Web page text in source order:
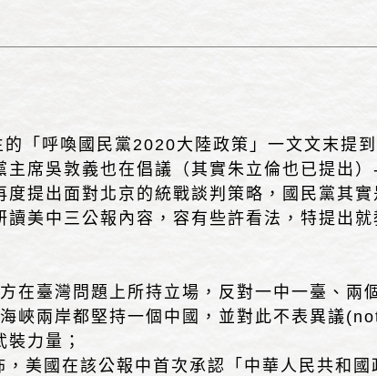
「呼喚國民黨2020大陸政策」一文文末提
席吳敦義也在倡議（其實朱立倫也已提出
提出面對北京的統戰談判策略，國民黨其
美中三公報內容，容有些許看法，特提出就
臺灣問題上所持立場，反對一中一臺、兩
峽兩岸都堅持一個中國，並對此不表異議
力量；
美國在該公報中首次承認「中華人民共和國